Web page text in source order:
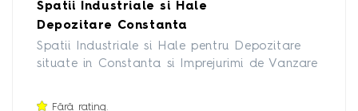
Spatii Industriale si Hale
Depozitare Constanta
Spatii Industriale si Hale pentru Depozitare
situate in Constanta si Imprejurimi de Vanzare
Fără rating.